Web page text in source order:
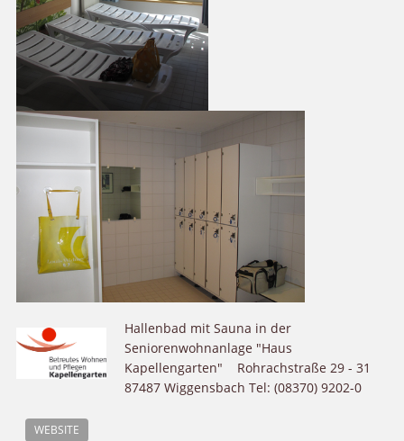
Hallenbad mit Sauna in der
Seniorenwohnanlage "Haus
Kapellengarten" Rohrachstraße 29 - 31
87487 Wiggensbach Tel: (08370) 9202-0
WEBSITE